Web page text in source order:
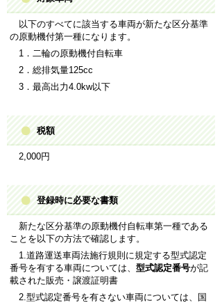
以下のすべてに該当する車両が新たな区分基準
の原動機付第一種になります。
1．二輪の原動機付自転車
2．総排気量125cc
3．最高出力4.0kw以下
税額
2,000円
登録時に必要な書類
新たな区分基準の原動機付自転車第一種である
ことを以下の方法で確認します。
1.道路運送車両法施行規則に規定する型式認定
番号を有する車両については、 型式認定番号が記
載された販売・譲渡証明書
2.型式認定番号を有さない車両については、国